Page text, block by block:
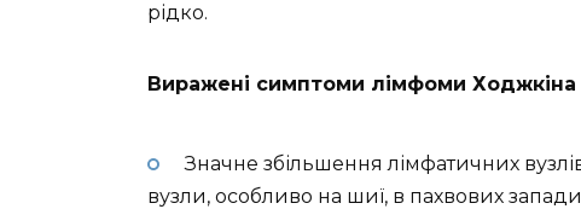
рідко.
Виражені симптоми лімфоми
Значне збільшення лімфатичних
вузли, особливо на шиї, в пахвових